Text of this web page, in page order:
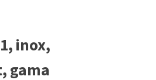
inox,
gama